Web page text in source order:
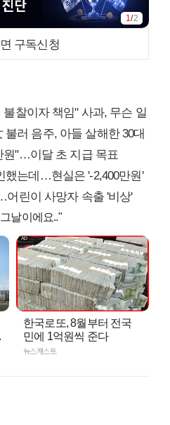
1/2
구독신청
찰이자 책임" 사과, 무슨 일
러 음주, 아들 살해한 30대
원"…이달 초 지급 목표
했는데…현실은 '-2,400만원'
어린이 사망자 속출 '비상'
날이에요.."
한국로또, 8월부터 전국
민에 1억원씩 준다
뉴스캐스트